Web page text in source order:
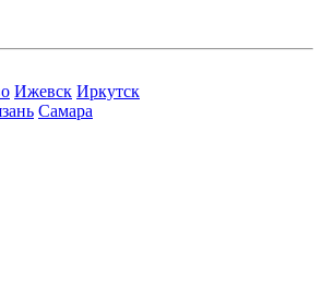
Ижевск Иркутск
Самара